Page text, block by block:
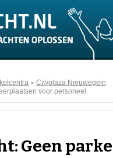
Cityplaza Nieuwegein
voor personeel
Geen